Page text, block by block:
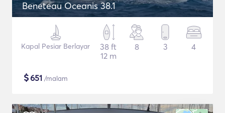
Beneteau Oceanis 38.1
Kapal Pesiar Berlayar
38 ft
12 m
8 3 4
$651 /malam